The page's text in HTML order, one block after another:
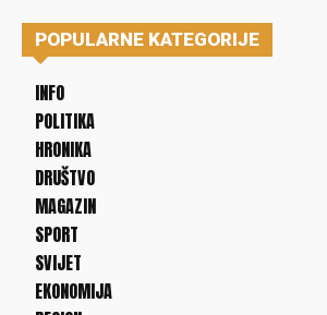
POPULARNE KATEGORIJE
INFO
POLITIKA
HRONIKA
DRUŠTVO
MAGAZIN
SPORT
SVIJET
EKONOMIJA